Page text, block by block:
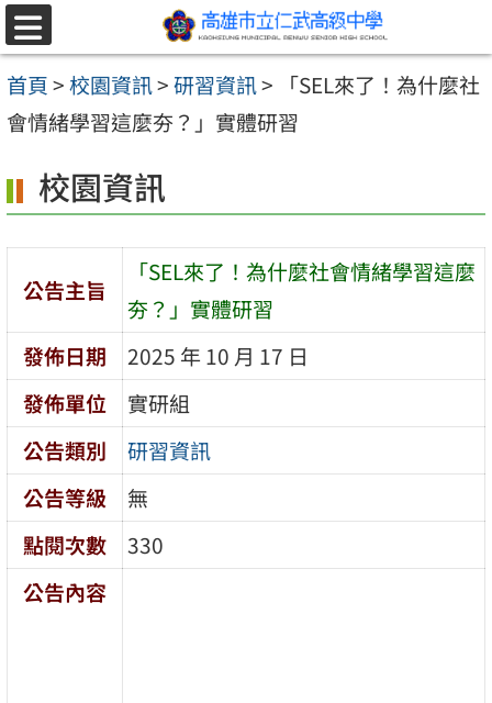
跳至主要內容區
選
單
首頁>校園資訊>研習資訊>
「SEL來了！為什麼社
會情緒學習這麼夯？」實體研習
校園資訊
公告主旨
「SEL來了！為什麼社會情緒學習這麼
夯？」實體研習
發佈日期
2025 年 10 月 17 日
發佈單位
實研組
公告類別
研習資訊
公告等級
無
點閱次數
330
公告內容